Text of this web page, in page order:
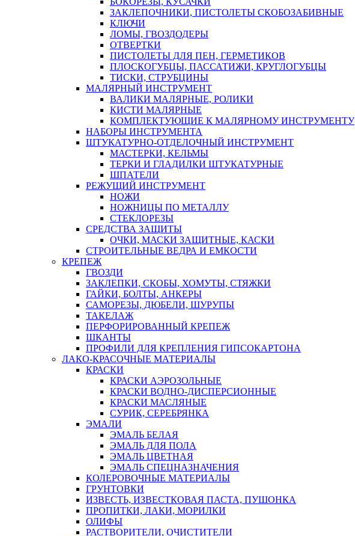
ЗАКЛЕПОЧНИКИ, ПИСТОЛЕТЫ СКОБОЗАБИВНЫЕ
КЛЮЧИ
ЛОМЫ, ГВОЗДОДЕРЫ
ОТВЕРТКИ
ПИСТОЛЕТЫ ДЛЯ ПЕН, ГЕРМЕТИКОВ
ПЛОСКОГУБЦЫ, ПАССАТИЖИ, КРУГЛОГУБЦЫ
ТИСКИ, СТРУБЦИНЫ
МАЛЯРНЫЙ ИНСТРУМЕНТ
ВАЛИКИ МАЛЯРНЫЕ, РОЛИКИ
КИСТИ МАЛЯРНЫЕ
КОМПЛЕКТУЮЩИЕ К МАЛЯРНОМУ ИНСТРУМЕНТУ
НАБОРЫ ИНСТРУМЕНТА
ШТУКАТУРНО-ОТДЕЛОЧНЫЙ ИНСТРУМЕНТ
МАСТЕРКИ, КЕЛЬМЫ
ТЕРКИ И ГЛАДИЛКИ ШТУКАТУРНЫЕ
ШПАТЕЛИ
РЕЖУЩИЙ ИНСТРУМЕНТ
НОЖИ
НОЖНИЦЫ ПО МЕТАЛЛУ
СТЕКЛОРЕЗЫ
СРЕДСТВА ЗАЩИТЫ
ОЧКИ, МАСКИ ЗАЩИТНЫЕ, КАСКИ
СТРОИТЕЛЬНЫЕ ВЕДРА И ЕМКОСТИ
КРЕПЕЖ
ГВОЗДИ
ЗАКЛЕПКИ, СКОБЫ, ХОМУТЫ, СТЯЖКИ
ГАЙКИ, БОЛТЫ, АНКЕРЫ
САМОРЕЗЫ, ДЮБЕЛИ, ШУРУПЫ
ТАКЕЛАЖ
ПЕРФОРИРОВАННЫЙ КРЕПЕЖ
ШКАНТЫ
ПРОФИЛИ ДЛЯ КРЕПЛЕНИЯ ГИПСОКАРТОНА
ЛАКО-КРАСОЧНЫЕ МАТЕРИАЛЫ
КРАСКИ
КРАСКИ АЭРОЗОЛЬНЫЕ
КРАСКИ ВОДНО-ДИСПЕРСИОННЫЕ
КРАСКИ МАСЛЯНЫЕ
СУРИК, СЕРЕБРЯНКА
ЭМАЛИ
ЭМАЛЬ БЕЛАЯ
ЭМАЛЬ ДЛЯ ПОЛА
ЭМАЛЬ ЦВЕТНАЯ
ЭМАЛЬ СПЕЦНАЗНАЧЕНИЯ
КОЛЕРОВОЧНЫЕ МАТЕРИАЛЫ
ГРУНТОВКИ
ИЗВЕСТЬ, ИЗВЕСТКОВАЯ ПАСТА, ПУШОНКА
ПРОПИТКИ, ЛАКИ, МОРИЛКИ
ОЛИФЫ
РАСТВОРИТЕЛИ, ОЧИСТИТЕЛИ